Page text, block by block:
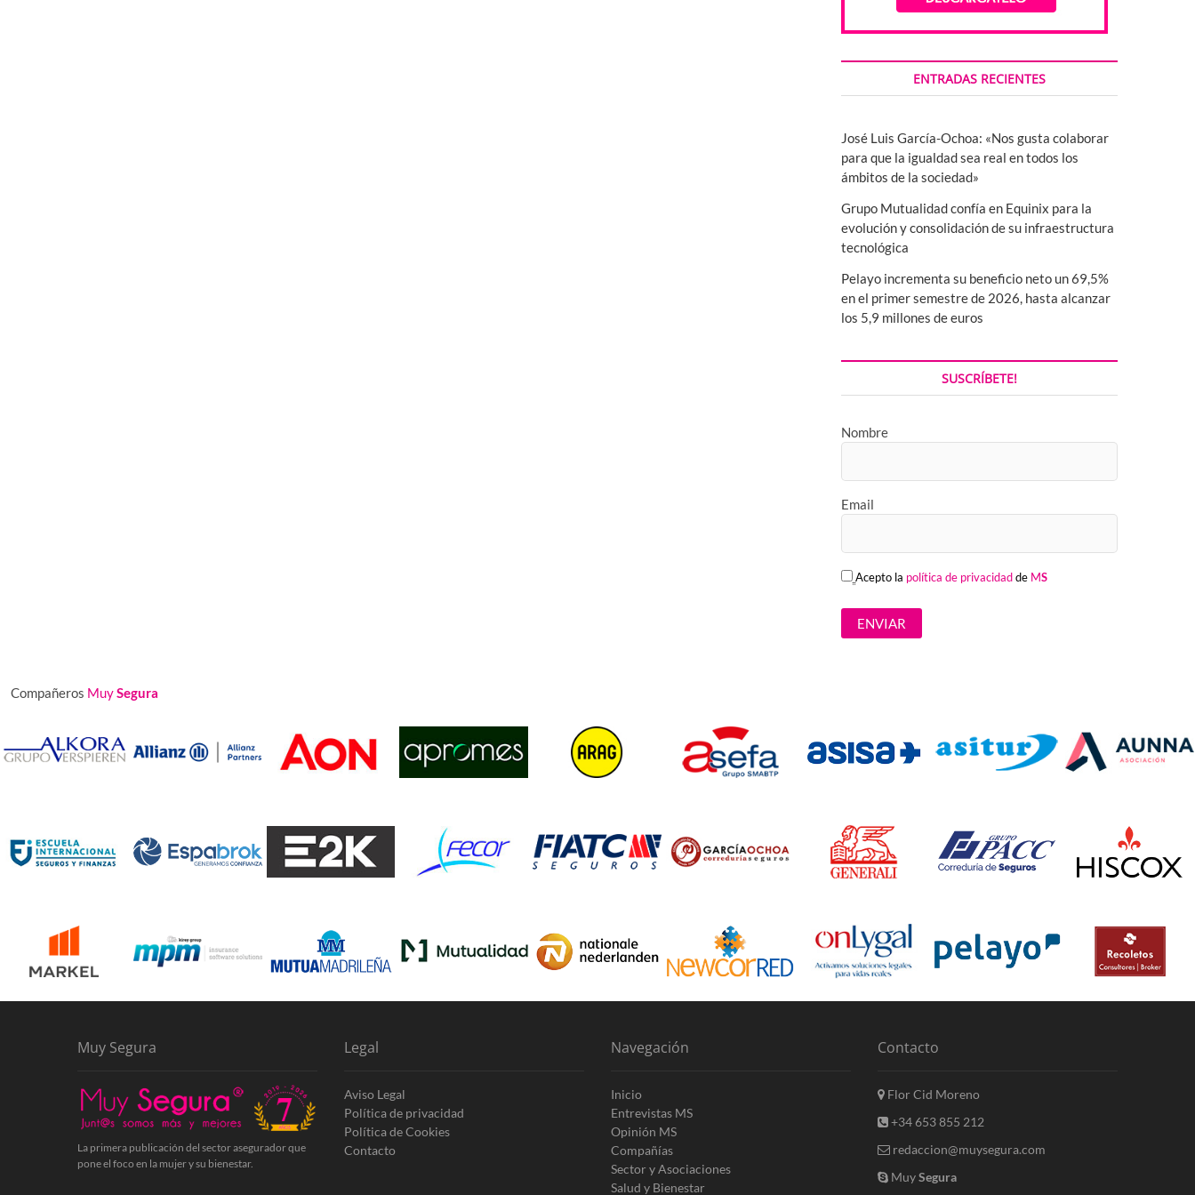
ENTRADAS RECIENTES
José Luis García-Ochoa: «Nos gusta colaborar
para que la igualdad sea real en todos los
ámbitos de la sociedad»
Grupo Mutualidad confía en Equinix para la
evolución y consolidación de su infraestructura
tecnológica
Pelayo incrementa su beneficio neto un 69,5%
en el primer semestre de 2026, hasta alcanzar
los 5,9 millones de euros
SUSCRÍBETE!
Nombre
Email
Acepto la política de privacidadde MS
Compañeros MuySegura
Muy Segura
La primera publicación del sector asegurador que
pone el foco en la mujer y su bienestar.
Legal
Aviso Legal
Política de privacidad
Política de Cookies
Contacto
Navegación
Inicio
Entrevistas MS
Opinión MS
Compañías
Sector y Asociaciones
Salud y Bienestar
Contacto
Flor Cid Moreno
+34 653 855 212
redaccion@muysegura.com
MuySegura